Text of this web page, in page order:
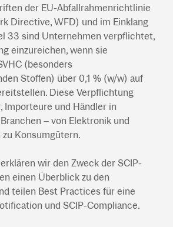
der EU-Abfallrahmenrichtlinie
Directive, WFD) und im Einklang
33 sind Unternehmen verpflichtet,
einzureichen, wenn sie
(besonders
Stoffen) über 0,1 % (w/w) auf
Diese Verpflichtung
Importeure und Händler in
– von Elektronik und
Konsumgütern.
wir den Zweck der SCIP-
einen Überblick zu den
teilen Best Practices für eine
und SCIP-Compliance.